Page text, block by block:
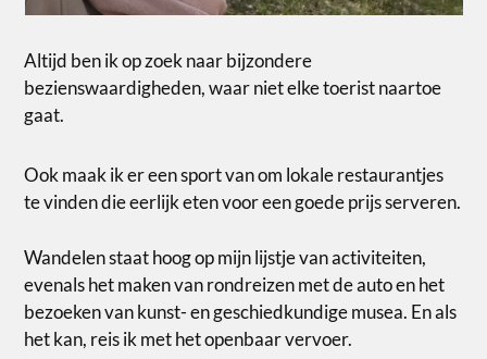
Altijd ben ik op zoek naar bijzondere
bezienswaardigheden, waar niet elke toerist naartoe
gaat.
Ook maak ik er een sport van om lokale restaurantjes
te vinden die eerlijk eten voor een goede prijs serveren.
Wandelen staat hoog op mijn lijstje van activiteiten,
evenals het maken van rondreizen met de auto en het
bezoeken van kunst- en geschiedkundige musea. En als
het kan, reis ik met het openbaar vervoer.